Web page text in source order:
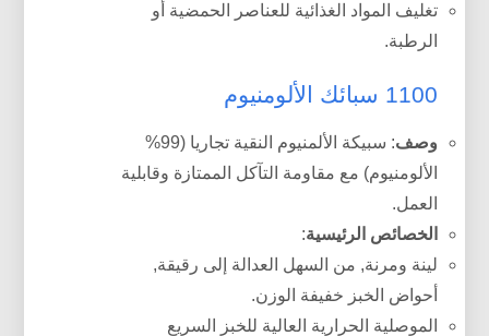
تغليف المواد الغذائية للعناصر الحمضية أو
الرطبة.
1100 سبائك الألومنيوم
وصف
: سبيكة الألمنيوم النقية تجاريا (99%
الألومنيوم) مع مقاومة التآكل الممتازة وقابلية
العمل.
الخصائص الرئيسية:
لينة ومرنة, من السهل العدالة إلى رقيقة,
أحواض الخبز خفيفة الوزن.
الموصلية الحرارية العالية للخبز السريع